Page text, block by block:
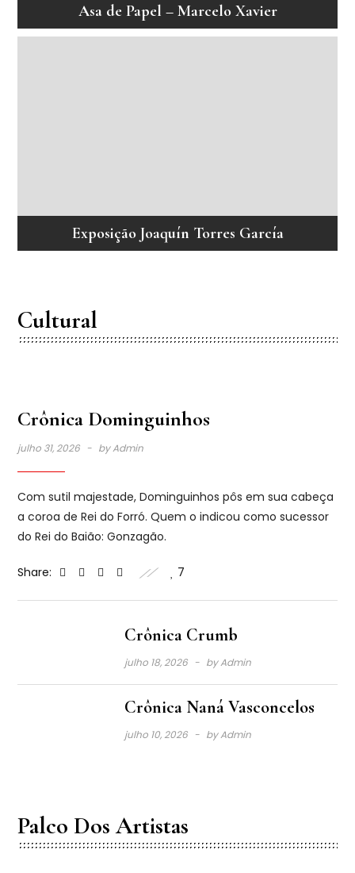
Asa de Papel – Marcelo Xavier
Exposição Joaquín Torres García
Cultural
Crônica Dominguinhos
julho 31, 2026 byAdmin
Com sutil majestade, Dominguinhos pôs em sua cabeça
a coroa de Rei do Forró. Quem o indicou como sucessor
do Rei do Baião: Gonzagão.
Share: 7
Crônica Crumb
julho 18, 2026 byAdmin
Crônica Naná Vasconcelos
julho 10, 2026 byAdmin
Palco Dos Artistas